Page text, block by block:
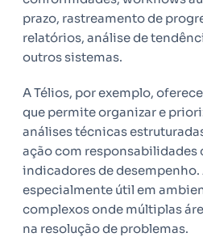
prazo, rastreamento de
relatórios, análise de
outros sistemas.
A Télios, por exemplo,
que permite organizar e
análises técnicas
ação com responsabilidades
indicadores de desempenho.
especialmente útil em
complexos onde múltiplas
na resolução de problemas.